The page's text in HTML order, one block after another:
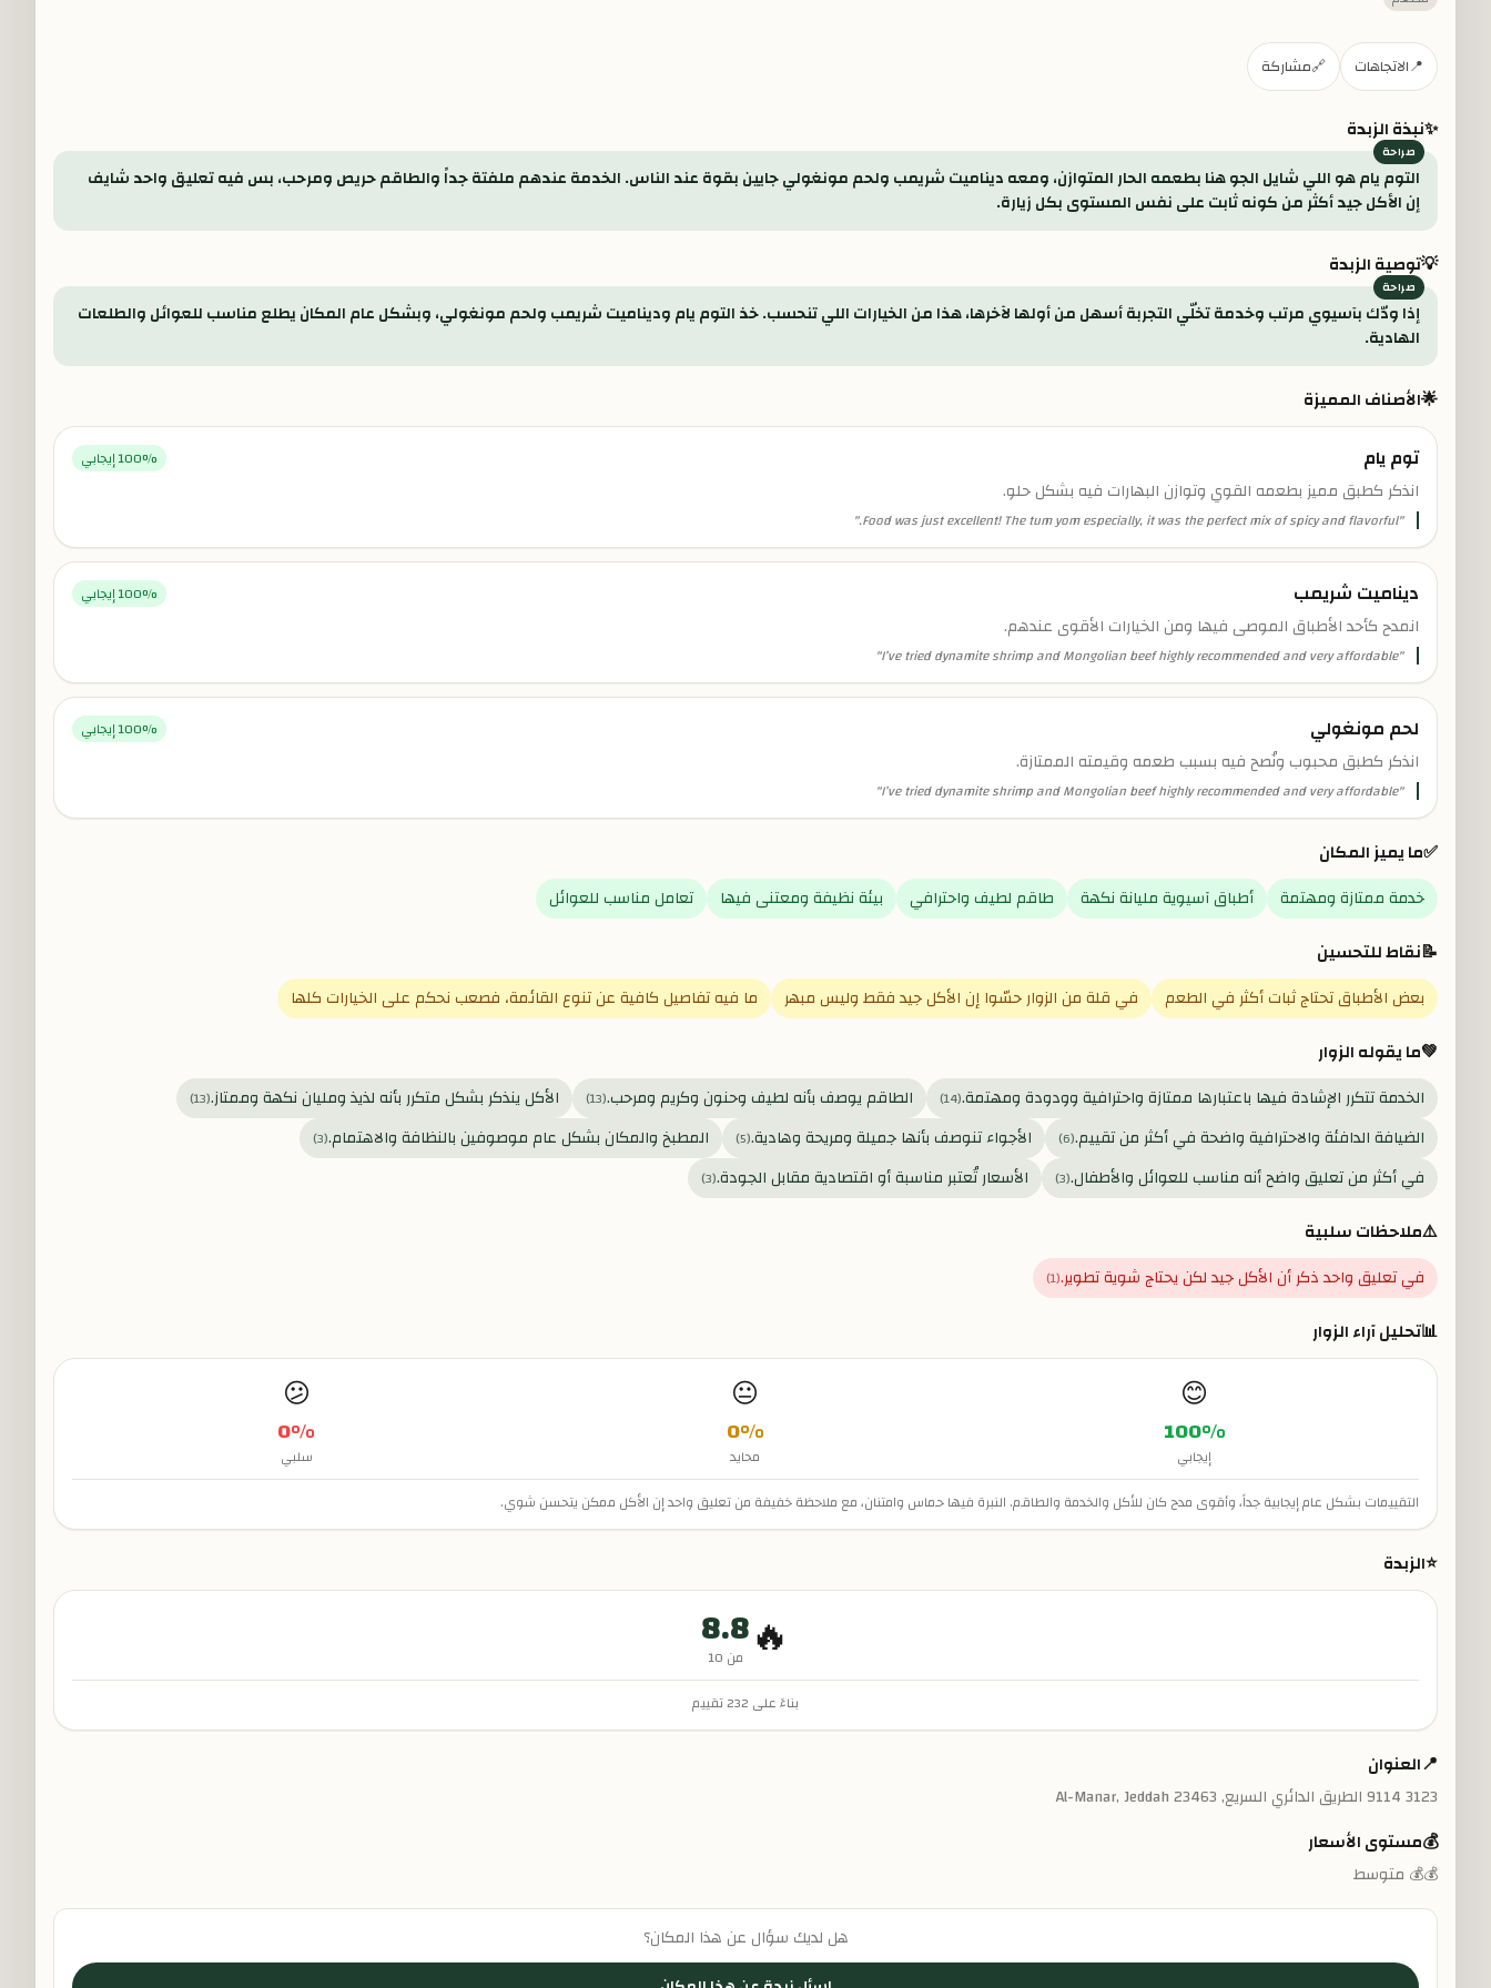
📍الاتجاهات 🔗مشاركة
✨نبذة الزبدة
التوم يام هو اللي شايل الجو هنا بطعمه الحار المتوازن، ومعه ديناميت شريمب ولحم مونغولي جايين بقوة عند الناس. الخدمة عندهم ملفتة جداً والطاقم حريص ومرحب، بس فيه تعليق واحد شايف
إن الأكل جيد أكثر من كونه ثابت على نفس المستوى بكل زيارة.
💡توصية الزبدة
إذا ودّك بآسيوي مرتب وخدمة تخلّي التجربة أسهل من أولها لآخرها، هذا من الخيارات اللي تنحسب. خذ التوم يام وديناميت شريمب ولحم مونغولي، وبشكل عام المكان يطلع مناسب للعوائل والطلعات
الهادية.
🌟الأصناف المميزة
توم يام 100% إيجابي
انذكر كطبق مميز بطعمه القوي وتوازن البهارات فيه بشكل حلو.
"
Food was just excellent! The tum yom especially, it was the perfect mix of spicy and flavorful.
"
ديناميت شريمب 100% إيجابي
انمدح كأحد الأطباق الموصى فيها ومن الخيارات الأقوى عندهم.
"
I’ve tried dynamite shrimp and Mongolian beef highly recommended and very affordable
"
لحم مونغولي 100% إيجابي
انذكر كطبق محبوب ونُصح فيه بسبب طعمه وقيمته الممتازة.
"
I’ve tried dynamite shrimp and Mongolian beef highly recommended and very affordable
"
✅ما يميز المكان
خدمة ممتازة ومهتمة أطباق آسيوية مليانة نكهة طاقم لطيف واحترافي بيئة نظيفة ومعتنى فيها تعامل مناسب للعوائل
📝نقاط للتحسين
بعض الأطباق تحتاج ثبات أكثر في الطعم في قلة من الزوار حسّوا إن الأكل جيد فقط وليس مبهر ما فيه تفاصيل كافية عن تنوع القائمة، فصعب نحكم على الخيارات كلها
💚ما يقوله الزوار
الخدمة تتكرر الإشادة فيها باعتبارها ممتازة واحترافية وودودة ومهتمة.(
14
) الطاقم يوصف بأنه لطيف وحنون وكريم ومرحب.(
13
) الأكل ينذكر بشكل متكرر بأنه لذيذ ومليان نكهة وممتاز.(
13
)
الضيافة الدافئة والاحترافية واضحة في أكثر من تقييم.(
6
) الأجواء تنوصف بأنها جميلة ومريحة وهادية.(
5
) المطبخ والمكان بشكل عام موصوفين بالنظافة والاهتمام.(
3
)
في أكثر من تعليق واضح أنه مناسب للعوائل والأطفال.(
3
) الأسعار تُعتبر مناسبة أو اقتصادية مقابل الجودة.(
3
)
⚠️ملاحظات سلبية
في تعليق واحد ذكر أن الأكل جيد لكن يحتاج شوية تطوير.(
1
)
📊تحليل آراء الزوار
😊
100%
إيجابي
😐
0%
محايد
😕
0%
سلبي
التقييمات بشكل عام إيجابية جداً، وأقوى مدح كان للأكل والخدمة والطاقم. النبرة فيها حماس وامتنان، مع ملاحظة خفيفة من تعليق واحد إن الأكل ممكن يتحسن شوي.
⭐الزبدة
🔥
8.8
من 10
بناءً على 232تقييم
📍العنوان
3123 9114 الطريق الدائري السريع, Al-Manar, Jeddah 23463
💰مستوى الأسعار
💰💰 متوسط
هل لديك سؤال عن هذا المكان؟